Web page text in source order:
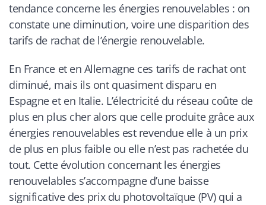
tendance concerne les énergies renouvelables : on
constate une diminution, voire une disparition des
tarifs de rachat de l’énergie renouvelable.
En France et en Allemagne ces tarifs de rachat ont
diminué, mais ils ont quasiment disparu en
Espagne et en Italie. L’électricité du réseau coûte de
plus en plus cher alors que celle produite grâce aux
énergies renouvelables est revendue elle à un prix
de plus en plus faible ou elle n’est pas rachetée du
tout. Cette évolution concernant les énergies
renouvelables s’accompagne d’une baisse
significative des prix du photovoltaïque (PV) qui a